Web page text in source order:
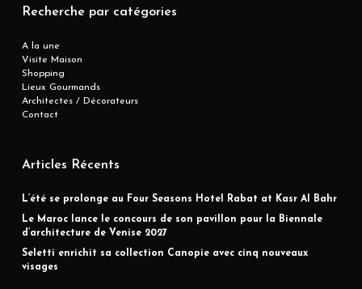
Recherche par catégories
A la une
Visite Maison
Shopping
Lieux Gourmands
Architectes / Décorateurs
Contact
Articles Récents
L’été se prolonge au Four Seasons Hotel Rabat at Kasr Al Bahr
Le Maroc lance le concours de son pavillon pour la Biennale
d’architecture de Venise 2027
Seletti enrichit sa collection Canopie avec cinq nouveaux
visages